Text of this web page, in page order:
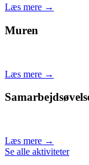
Læs mere →
Muren
Læs mere →
Læs mere →
Se alle aktiviteter